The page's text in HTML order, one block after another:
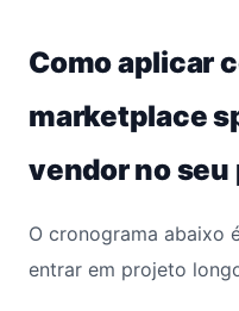
Como aplicar
marketplace
vendor no seu
O cronograma abaixo
entrar em projeto